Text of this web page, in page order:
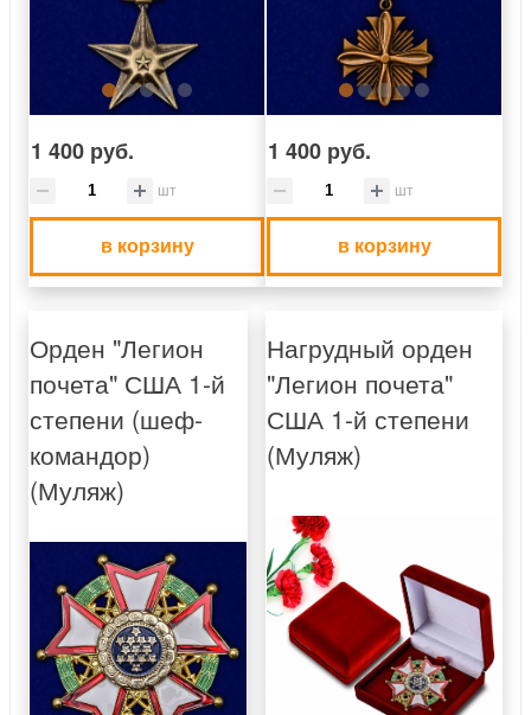
1 400 руб.
шт
в корзину
1 400 руб.
шт
в корзину
Орден "Легион
почета" США 1-й
степени (шеф-
командор)
(Муляж)
Нагрудный орден
"Легион почета"
США 1-й степени
(Муляж)